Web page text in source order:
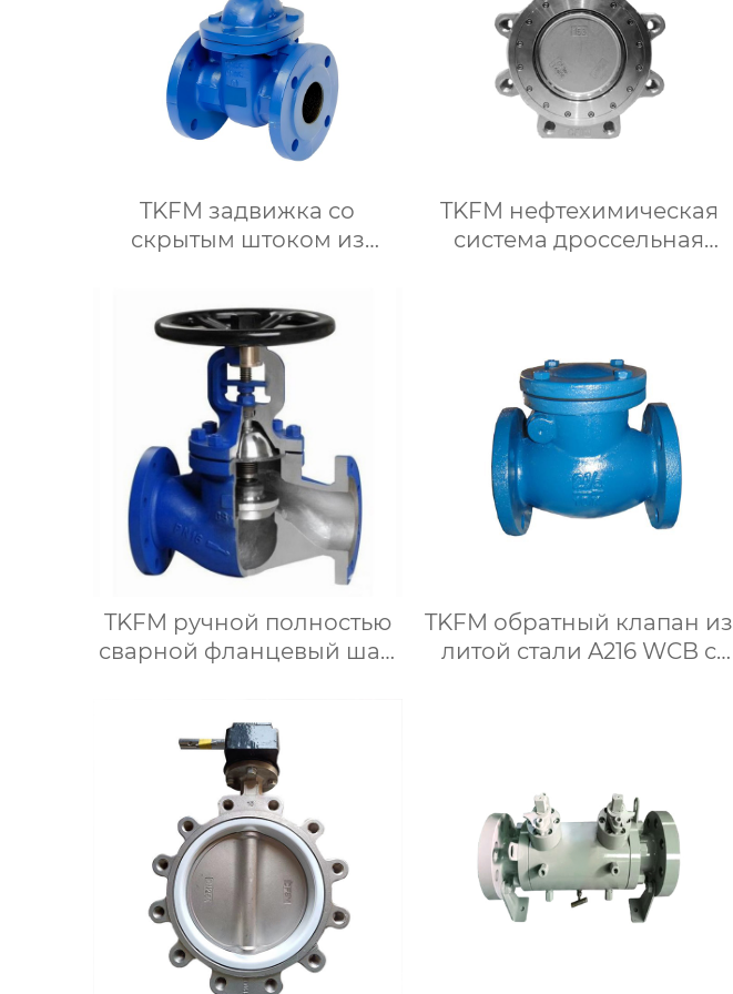
TKFM задвижка со
скрытым штоком из
DN300 для системы
водяного отопления
TKFM нефтехимическая
система дроссельная
выступами
TKFM ручной полностью
сварной фланцевый шар
отопления
TKFM обратный клапан из
литой стали A216 WCB с